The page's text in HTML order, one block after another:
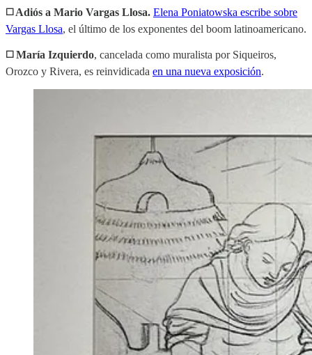
◻️ Adiós a Mario Vargas Llosa. Elena Poniatowska escribe sobre
Vargas Llosa, el último de los exponentes del boom latinoamericano.
◻️ María Izquierdo, cancelada como muralista por Siqueiros,
Orozco y Rivera, es reinvidicada en una nueva exposición.